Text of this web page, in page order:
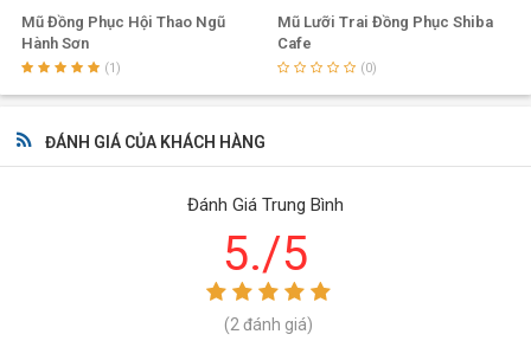
Mũ Đồng Phục Hội Thao Ngũ
Hành Sơn
(1)
Mũ Lưỡi Trai Đồng Phục Shiba
Cafe
(0)
ĐÁNH GIÁ CỦA KHÁCH HÀNG
Đánh Giá Trung Bình
5./5
(2 đánh giá)